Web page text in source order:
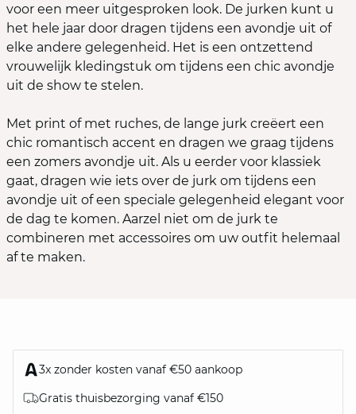
voor een meer uitgesproken look. De jurken kunt u
het hele jaar door dragen tijdens een avondje uit of
elke andere gelegenheid. Het is een ontzettend
vrouwelijk kledingstuk om tijdens een chic avondje
uit de show te stelen.
Met print of met ruches, de lange jurk creëert een
chic romantisch accent en dragen we graag tijdens
een zomers avondje uit. Als u eerder voor klassiek
gaat, dragen wie iets over de jurk om tijdens een
avondje uit of een speciale gelegenheid elegant voor
de dag te komen. Aarzel niet om de jurk te
combineren met accessoires om uw outfit helemaal
af te maken.
3x zonder kosten vanaf €50 aankoop
Gratis thuisbezorging vanaf €150